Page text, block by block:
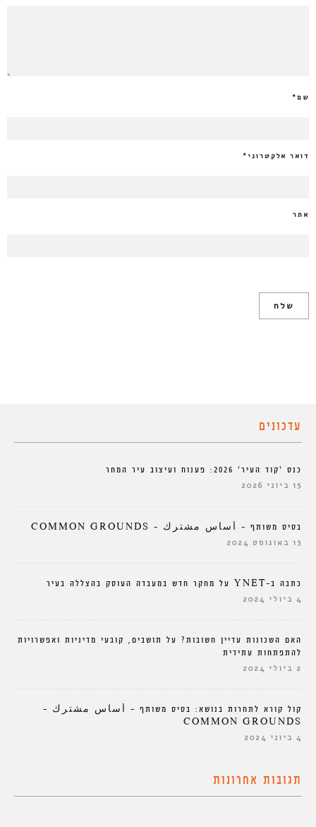
שם*
דואר אלקטרוני *
אתר
עדכונים
כנס ‘קוד העיר’ 2026: פענוח ועיצוב עיר המחר
15 ביוני 2026
בסיס משותף – أساس مشترك – COMMON GROUNDS
13 באוגוסט 2024
כתבה ב-YNET על מחקר חדש במעבדה העוסק בהצללה בעיר
4 ביולי 2024
האם השכונות עדיין חשובות? על תושבים, קובעי מדיניות ואפשרויות
להתפתחות עתידית
2 ביולי 2024
קול קורא לתחרות בנושא: בסיס משותף – أساس مشترك –
COMMON GROUNDS
4 ביוני 2024
תגובות אחרונות